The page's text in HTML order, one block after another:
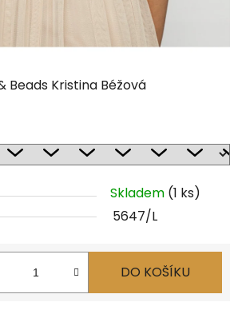
Beads Kristina Béžová
Skladem (1 ks)
5647/L
DO KOŠÍKU